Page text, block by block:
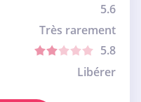
5.6
Très rarement
5.8
Libérer